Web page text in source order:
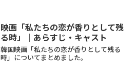
映画「私たちの恋が香りとして残
る時」｜あらすじ・キャスト
韓国映画「私たちの恋が香りとして残る
時」についてまとめました。